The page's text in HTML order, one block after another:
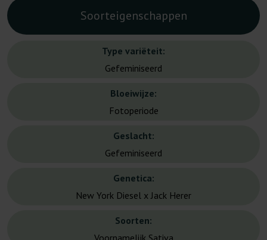
Soorteigenschappen
Type variëteit:
Gefeminiseerd
Bloeiwijze:
Fotoperiode
Geslacht:
Gefeminiseerd
Genetica:
New York Diesel x Jack Herer
Soorten: